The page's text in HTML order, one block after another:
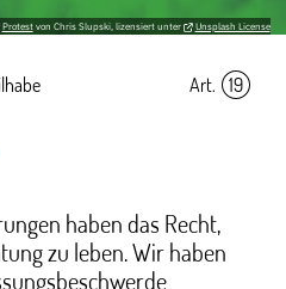
Protestvon Chris Slupski, lizensiert unter Unsplash License
Art. 19
haben das Recht,
zu leben. Wir haben